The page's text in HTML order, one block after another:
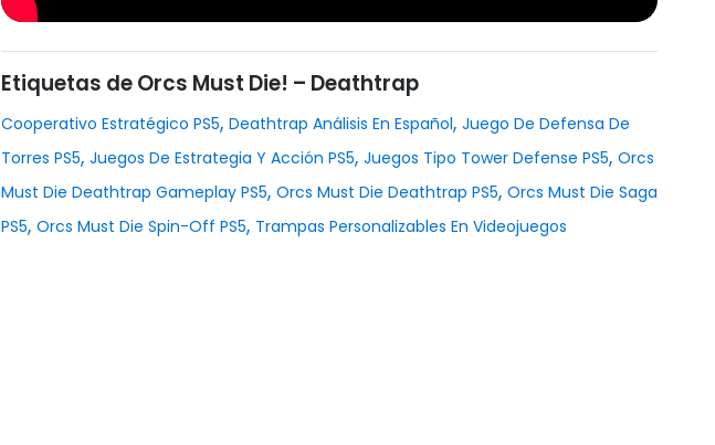
Etiquetas de Orcs Must Die! – Deathtrap
Cooperativo Estratégico PS5, Deathtrap Análisis En Español, Juego De Defensa De
Torres PS5, Juegos De Estrategia Y Acción PS5, Juegos Tipo Tower Defense PS5, Orcs
Must Die Deathtrap Gameplay PS5, Orcs Must Die Deathtrap PS5, Orcs Must Die Saga
PS5, Orcs Must Die Spin-Off PS5, Trampas Personalizables En Videojuegos